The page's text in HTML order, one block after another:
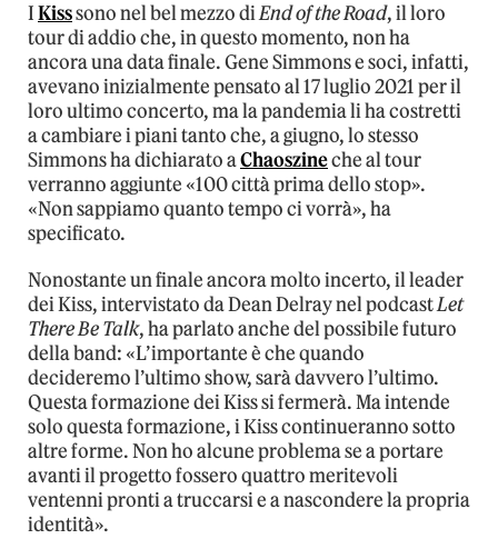
IKisssono nel bel mezzo diEnd of the Road, il loro
tour di addio che, in questo momento, non ha
ancora una data finale. Gene Simmons e soci, infatti,
avevano inizialmente pensato al 17 luglio 2021 per il
loro ultimo concerto, ma la pandemia li ha costretti
a cambiare i piani tanto che, a giugno, lo stesso
Simmons ha dichiarato aChaoszineche al tour
verranno aggiunte «100 città prima dello stop».
«Non sappiamo quanto tempo ci vorrà», ha
specificato.
Nonostante un finale ancora molto incerto, il leader
dei Kiss, intervistato da Dean Delray nel podcastLet
There Be Talk, ha parlato anche del possibile futuro
della band: «L’importante è che quando
decideremo l’ultimo show, sarà davvero l’ultimo.
Questa formazione dei Kiss si fermerà. Ma intende
solo questa formazione, i Kiss continueranno sotto
altre forme. Non ho alcune problema se a portare
avanti il progetto fossero quattro meritevoli
ventenni pronti a truccarsi e a nascondere la propria
identità».